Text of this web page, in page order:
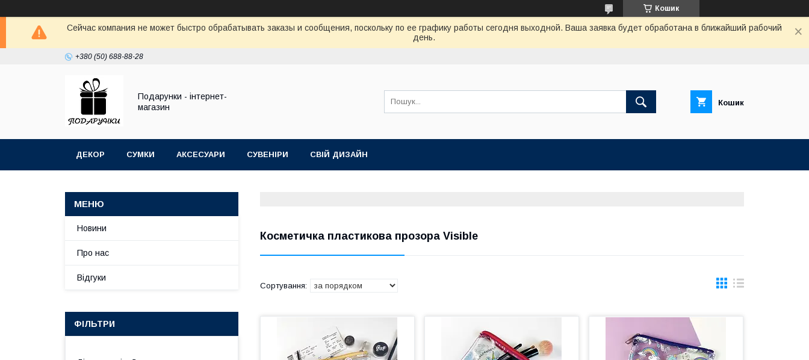
Кошик
Сейчас компания не может быстро обрабатывать заказы и сообщения, поскольку по ее графику работы сегодня выходной. Ваша заявка будет обработана в ближайший рабочий
день.
+380 (50) 688-88-28
Подарунки - інтернет-
магазин
Кошик
ДЕКОР СУМКИ АКСЕСУАРИ СУВЕНІРИ СВІЙ ДИЗАЙН
Косметичка пластикова прозора Visible
Новини
Про нас
Відгуки
ФІЛЬТРИ